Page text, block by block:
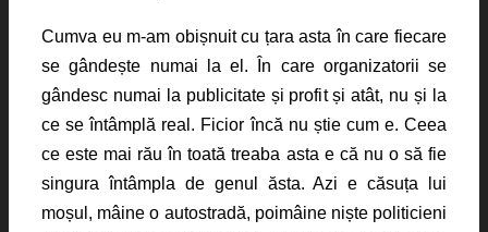
Cumva eu m-am obișnuit cu țara asta în care fiecare
se gândește numai la el. În care organizatorii se
gândesc numai la publicitate și profit și atât, nu și la
ce se întâmplă real. Ficior încă nu știe cum e. Ceea
ce este mai rău în toată treaba asta e că nu o să fie
singura întâmpla de genul ăsta. Azi e căsuța lui
moșul, mâine o autostradă, poimâine niște politicieni